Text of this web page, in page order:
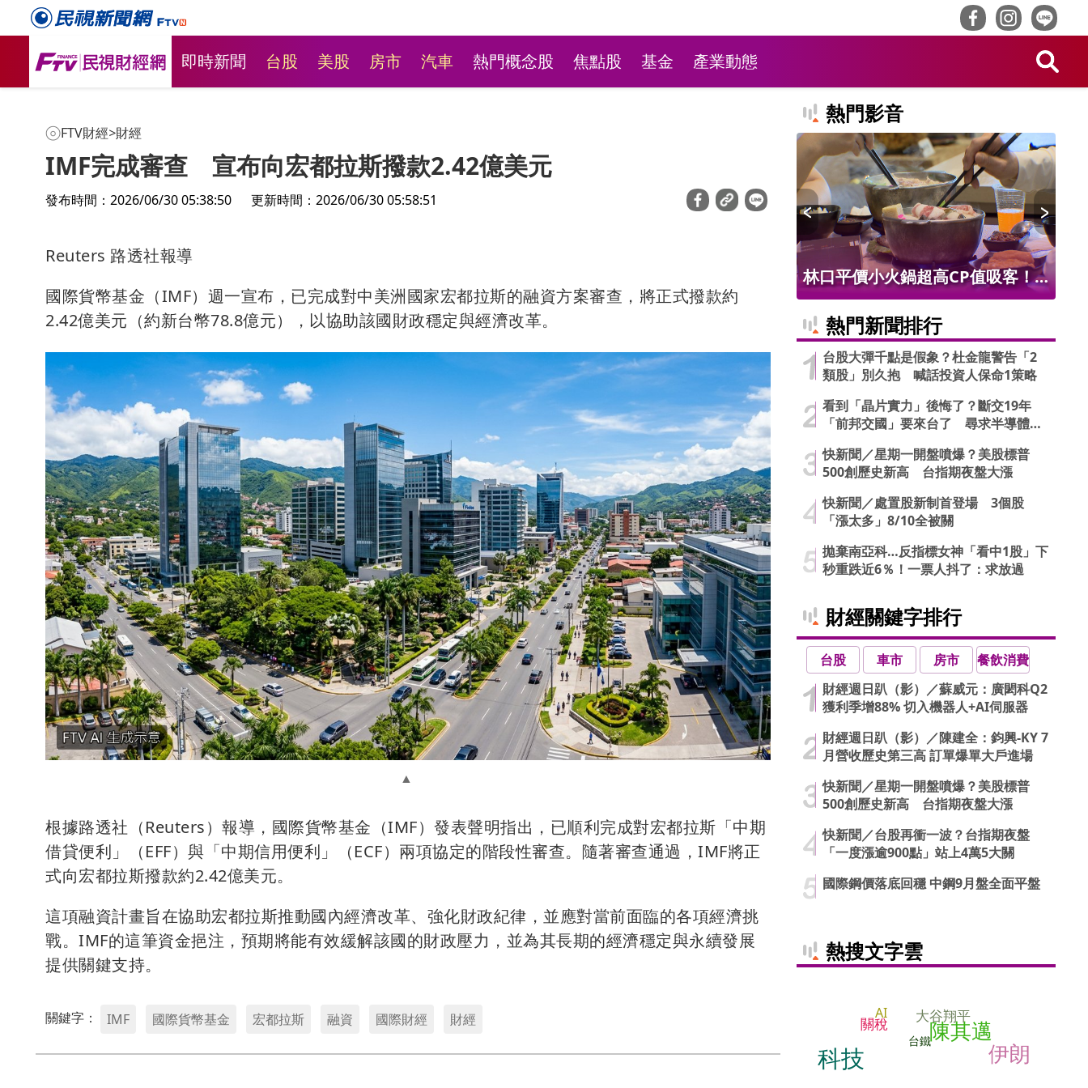
即時新聞 台股 美股 房市 汽車 熱門概念股 焦點股 基金 產業動態
FTV財經>財經
IMF完成審查 宣布向宏都拉斯撥款2.42億美元
發布時間：2026/06/30 05:38:50 更新時間：2026/06/30 05:58:51
Reuters 路透社報導
國際貨幣基金（IMF）週一宣布，已完成對中美洲國家宏都拉斯的融資方案審查，將正式撥款約
2.42億美元（約新台幣78.8億元），以協助該國財政穩定與經濟改革。
根據路透社（Reuters）報導，國際貨幣基金（IMF）發表聲明指出，已順利完成對宏都拉斯「中期
借貸便利」（EFF）與「中期信用便利」（ECF）兩項協定的階段性審查。隨著審查通過，IMF將正
式向宏都拉斯撥款約2.42億美元。
這項融資計畫旨在協助宏都拉斯推動國內經濟改革、強化財政紀律，並應對當前面臨的各項經濟挑
戰。IMF的這筆資金挹注，預期將能有效緩解該國的財政壓力，並為其長期的經濟穩定與永續發展
提供關鍵支持。
關鍵字： IMF 國際貨幣基金 宏都拉斯 融資 國際財經 財經
熱門影音
最低190元自助吧飲料冰品吃到飽
徐子翔身世遭周刊起底 台玻夫人
熱門新聞排行
台股大彈千點是假象？杜金龍警告「2
類股」別久抱 喊話投資人保命1策略
看到「晶片實力」後悔了？斷交19年
「前邦交國」要來台了 尋求半導體合
快新聞／星期一開盤噴爆？美股標普
500創歷史新高 台指期夜盤大漲
快新聞／處置股新制首登場 3個股
「漲太多」8/10全被關
拋棄南亞科…反指標女神「看中1股」下
秒重跌近6％！一票人抖了：求放過
財經關鍵字排行
台股 車市 房市
餐飲消費
財經週日趴（影）／蘇威元：廣閎科Q2
獲利季增88% 切入機器人+AI伺服器
財經週日趴（影）／陳建全：鈞興-KY 7
月營收歷史第三高 訂單爆單大戶進場
快新聞／星期一開盤噴爆？美股標普
500創歷史新高 台指期夜盤大漲
快新聞／台股再衝一波？台指期夜盤
「一度漲逾900點」站上4萬5大關
國際鋼價落底回穩 中鋼9月盤全面平盤
熱搜文字雲
伊朗
陳其邁
AI
台鐵
大谷翔平
科技
關稅